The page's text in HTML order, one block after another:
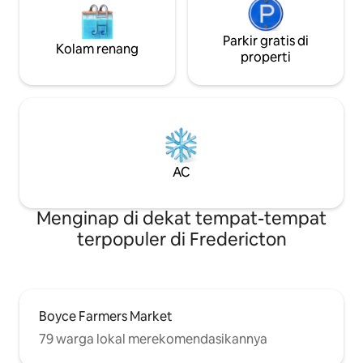
Kolam renang
Parkir gratis di
properti
AC
Menginap di dekat tempat-tempat
terpopuler di Fredericton
Boyce Farmers Market
79 warga lokal merekomendasikannya